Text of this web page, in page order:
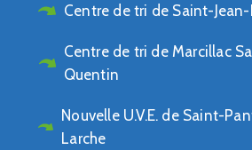
Centre de tri de Saint-
Centre de tri de Marcillac
Quentin
Nouvelle U.V.E. de Saint-
Larche